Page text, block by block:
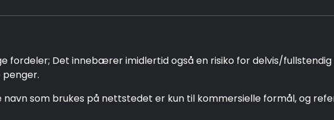
fordeler; Det innebærer imidlertid også en risiko for delvis/
som brukes på nettstedet er kun til kommersielle formål, og